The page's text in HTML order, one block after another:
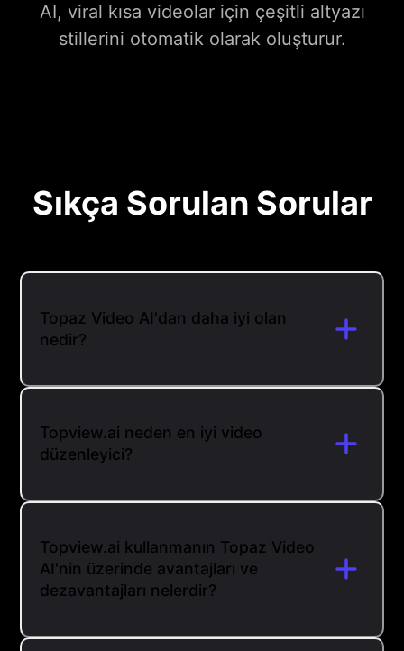
AI, viral kısa videolar için çeşitli altyazı
stillerini otomatik olarak oluşturur.
Sıkça Sorulan Sorular
Topaz Video AI'dan daha iyi olan
nedir?
Topview.ai neden en iyi video
düzenleyici?
Topview.ai kullanmanın Topaz Video
AI'nin üzerinde avantajları ve
dezavantajları nelerdir?